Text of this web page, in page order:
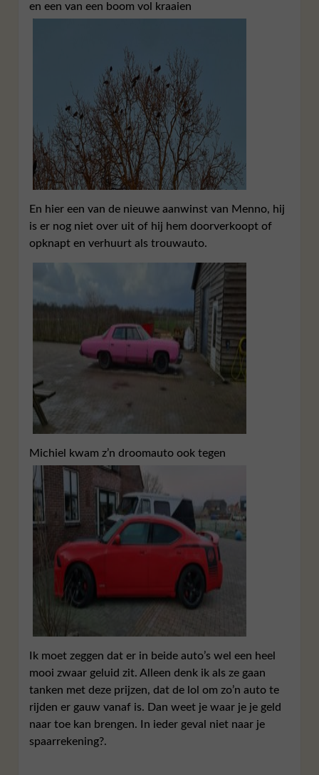
en een van een boom vol kraaien
En hier een van de nieuwe aanwinst van Menno, hij
is er nog niet over uit of hij hem doorverkoopt of
opknapt en verhuurt als trouwauto.
Michiel kwam z’n droomauto ook tegen
Ik moet zeggen dat er in beide auto’s wel een heel
mooi zwaar geluid zit. Alleen denk ik als ze gaan
tanken met deze prijzen, dat de lol om zo’n auto te
rijden er gauw vanaf is. Dan weet je waar je je geld
naar toe kan brengen. In ieder geval niet naar je
spaarrekening?.